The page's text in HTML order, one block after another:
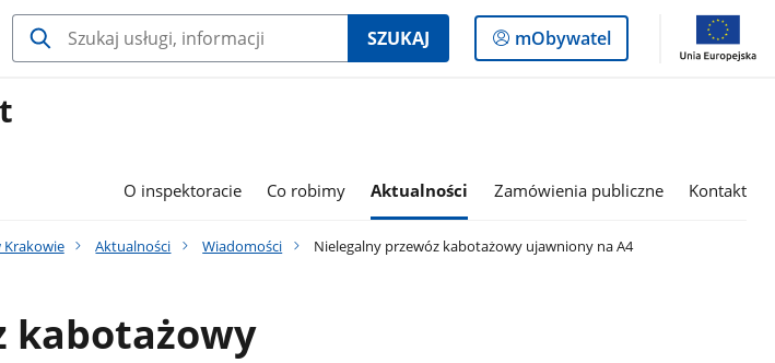
SZUKAJ
Logowanie
do
mObywatel
O inspektoracie Co robimy Aktualności Zamówienia publiczne Kontakt
Aktualności Wiadomości Nielegalny przewóz kabotażowy ujawniony na A4
kabotażowy